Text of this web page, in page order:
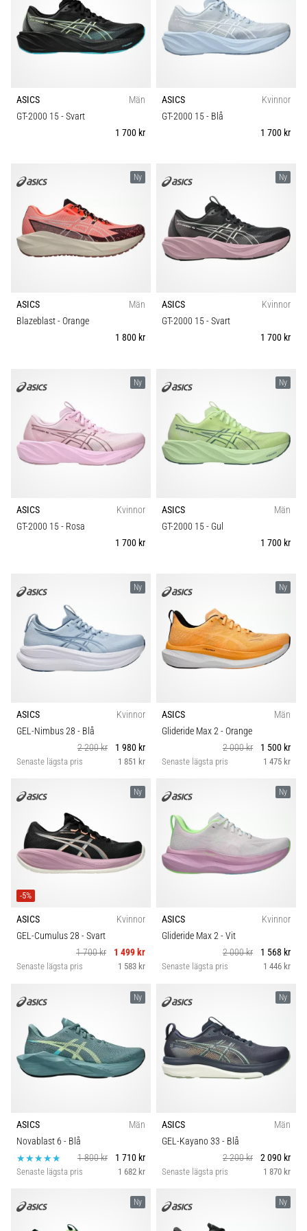
eller
efter
löpning?
vanligaste
orsakerna
Vad
det…
Visa
ASICS
Män
GT-2000 15- Svart
1 700 kr
ASICS
Kvinnor
GT-2000 15- Blå
1 700 kr
Ny
ASICS
Män
Blazeblast- Orange
1 800 kr
Ny
ASICS
Kvinnor
GT-2000 15- Svart
1 700 kr
Ny
ASICS
Kvinnor
GT-2000 15- Rosa
1 700 kr
Ny
ASICS
Män
GT-2000 15- Gul
1 700 kr
Ny
ASICS
Kvinnor
GEL-Nimbus 28 - Blå
2 200 kr
1 980 kr
Senaste lägsta pris 1 851 kr
Ny
ASICS
Män
Glideride Max 2- Orange
2 000 kr
1 500 kr
Senaste lägsta pris 1 475 kr
Ny
-5%
ASICS
Kvinnor
GEL-Cumulus 28 - Svart
1 700 kr
1 499 kr
Senaste lägsta pris 1 583 kr
Ny
ASICS
Kvinnor
Glideride Max 2- Vit
2 000 kr
1 568 kr
Senaste lägsta pris 1 446 kr
Ny
ASICS
Män
Novablast 6 - Blå
1 800 kr
1 710 kr
Senaste lägsta pris 1 682 kr
Ny
ASICS
Män
GEL-Kayano 33 - Blå
2 200 kr
2 090 kr
Senaste lägsta pris 1 870 kr
Ny Ny